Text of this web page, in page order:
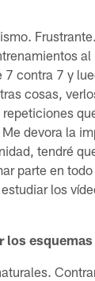
7 contra 7 y
cosas,
devora la
tendré
parte en
los
los